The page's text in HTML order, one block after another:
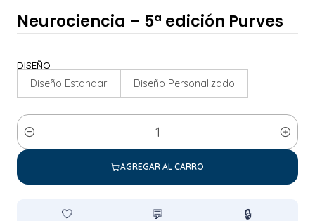
Neurociencia – 5ª edición Purves
DISEÑO
Diseño Estandar Diseño Personalizado
Cantidad
AGREGAR AL CARRO
🤍 💬 🔒